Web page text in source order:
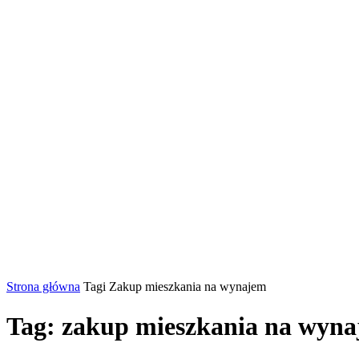
Strona główna Tagi Zakup mieszkania na wynajem
Tag: zakup mieszkania na